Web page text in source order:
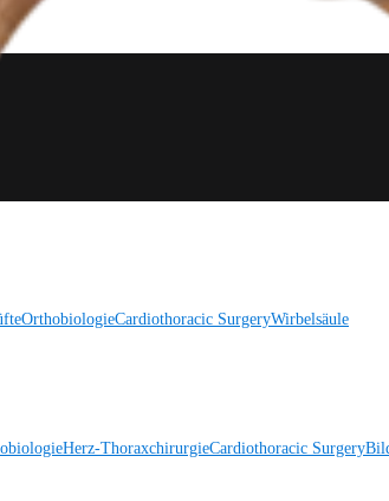
OrthobiologieCardiothoracic SurgeryWirbelsäule
Herz-ThoraxchirurgieCardiothoracic Surgery